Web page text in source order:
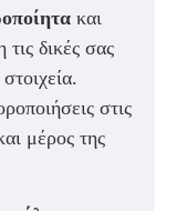
και
δικές σας
στις
μέρος της